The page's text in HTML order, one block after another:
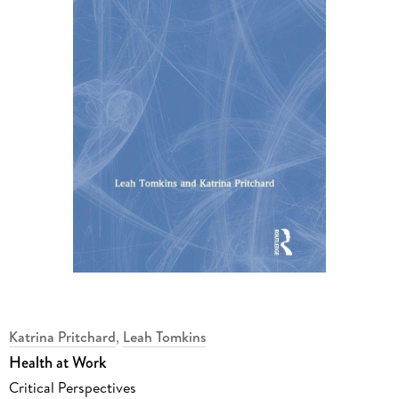
Katrina Pritchard, Leah Tomkins
Health at Work
Critical Perspectives